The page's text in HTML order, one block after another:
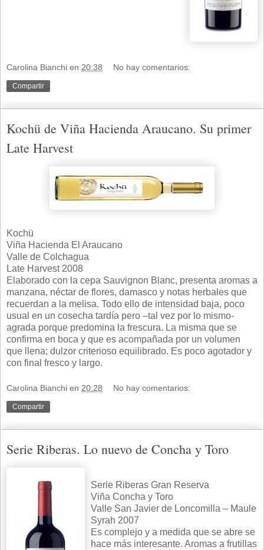
Carolina Bianchi en 20:38 No hay comentarios:
Compartir
Kochü de Viña Hacienda Araucano. Su primer
Late Harvest
Kochü
Viña Hacienda El Araucano
Valle de Colchagua
Late Harvest 2008
Elaborado con la cepa Sauvignon Blanc, presenta aromas a
manzana, néctar de flores, damasco y notas herbales que
recuerdan a la melisa. Todo ello de intensidad baja, poco
usual en un cosecha tardía pero –tal vez por lo mismo-
agrada porque predomina la frescura. La misma que se
confirma en boca y que es acompañada por un volumen
que llena; dulzor criterioso equilibrado. Es poco agotador y
con final fresco y largo.
Carolina Bianchi en 20:28 No hay comentarios:
Compartir
Serie Riberas. Lo nuevo de Concha y Toro
Serie Riberas Gran Reserva
Viña Concha y Toro
Valle San Javier de Loncomilla – Maule
Syrah 2007
Es complejo y a medida que se abre se
hace más interesante. Aromas a frutillas